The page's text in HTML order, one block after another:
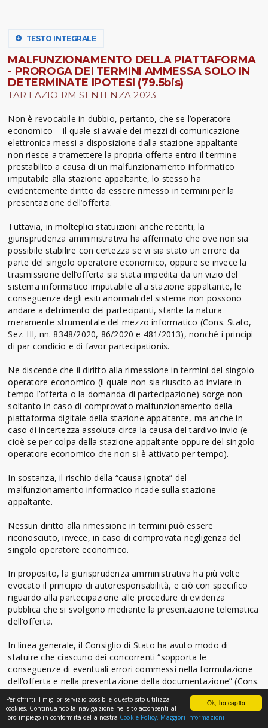
Ok, ho capito
Per offrirti il miglior servizio possibile questo sito utilizza
cookies. Continuando la navigazione nel sito acconsenti al
loro impiego in conformità della nostra Cookie Policy. Maggiori Informazioni
TESTO INTEGRALE
MALFUNZIONAMENTO DELLA PIATTAFORMA
- PROROGA DEI TERMINI AMMESSA SOLO IN
DETERMINATE IPOTESI (79.5bis)
TAR LAZIO RM SENTENZA 2023
Non è revocabile in dubbio, pertanto, che se l’operatore
economico – il quale si avvale dei mezzi di comunicazione
elettronica messi a disposizione dalla stazione appaltante –
non riesce a tramettere la propria offerta entro il termine
prestabilito a causa di un malfunzionamento informatico
imputabile alla stazione appaltante, lo stesso ha
evidentemente diritto da essere rimesso in termini per la
presentazione dell’offerta.
Tuttavia, in molteplici statuizioni anche recenti, la
giurisprudenza amministrativa ha affermato che ove non sia
possibile stabilire con certezza se vi sia stato un errore da
parte del singolo operatore economico, oppure se invece la
trasmissione dell’offerta sia stata impedita da un vizio del
sistema informatico imputabile alla stazione appaltante, le
conseguenze degli esiti anormali del sistema non possono
andare a detrimento dei partecipanti, stante la natura
meramente strumentale del mezzo informatico (Cons. Stato,
Sez. III, nn. 8348/2020, 86/2020 e 481/2013), nonché i principi
di par condicio e di favor partecipationis.
Ne discende che il diritto alla rimessione in termini del singolo
operatore economico (il quale non sia riuscito ad inviare in
tempo l’offerta o la domanda di partecipazione) sorge non
soltanto in caso di comprovato malfunzionamento della
piattaforma digitale della stazione appaltante, ma anche in
caso di incertezza assoluta circa la causa del tardivo invio (e
cioè se per colpa della stazione appaltante oppure del singolo
operatore economico che non si è attivato per tempo).
In sostanza, il rischio della “causa ignota” del
malfunzionamento informatico ricade sulla stazione
appaltante.
Nessun diritto alla rimessione in termini può essere
riconosciuto, invece, in caso di comprovata negligenza del
singolo operatore economico.
In proposito, la giurisprudenza amministrativa ha più volte
evocato il principio di autoresponsabilità, e ciò con specifico
riguardo alla partecipazione alle procedure di evidenza
pubblica che si svolgono mediante la presentazione telematica
dell’offerta.
In linea generale, il Consiglio di Stato ha avuto modo di
statuire che ciascuno dei concorrenti “sopporta le
conseguenze di eventuali errori commessi nella formulazione
dell’offerta e nella presentazione della documentazione” (Cons.
Stato, Adunanza Plenaria, 25 febbraio 2014 n. 9).
Nello specifico, con particolare riferimento alle gare che